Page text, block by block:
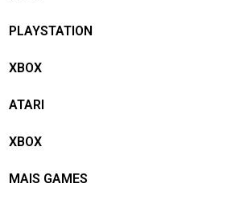
PLAYSTATION
XBOX
ATARI
XBOX
MAIS GAMES